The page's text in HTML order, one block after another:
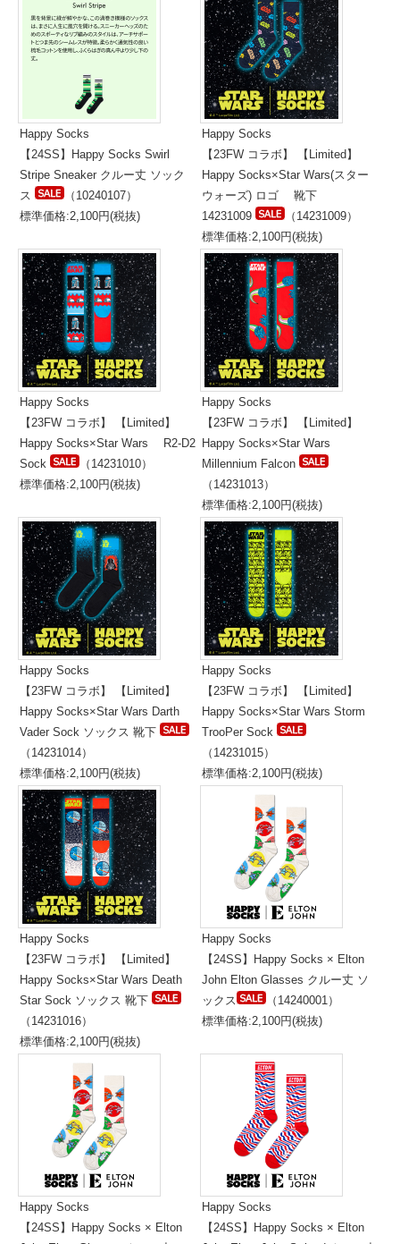
Happy Socks
【24SS】Happy Socks Swirl
Stripe Sneaker クルー丈 ソック
ス
（10240107）
標準価格:2,100円(税抜)
Happy Socks
【23FW コラボ】 【Limited】
Happy Socks×Star Wars(スター
ウォーズ) ロゴ 靴下
14231009
（14231009）
標準価格:2,100円(税抜)
Happy Socks
【23FW コラボ】 【Limited】
Happy Socks×Star Wars R2-D2
Sock
（14231010）
標準価格:2,100円(税抜)
Happy Socks
【23FW コラボ】 【Limited】
Happy Socks×Star Wars
Millennium Falcon
（14231013）
標準価格:2,100円(税抜)
Happy Socks
【23FW コラボ】 【Limited】
Happy Socks×Star Wars Darth
Vader Sock ソックス 靴下
（14231014）
標準価格:2,100円(税抜)
Happy Socks
【23FW コラボ】 【Limited】
Happy Socks×Star Wars Storm
TrooPer Sock
（14231015）
標準価格:2,100円(税抜)
Happy Socks
【23FW コラボ】 【Limited】
Happy Socks×Star Wars Death
Star Sock ソックス 靴下
（14231016）
標準価格:2,100円(税抜)
Happy Socks
【24SS】Happy Socks × Elton
John Elton Glasses クルー丈 ソ
ックス
（14240001）
標準価格:2,100円(税抜)
Happy Socks
【24SS】Happy Socks × Elton
Happy Socks
【24SS】Happy Socks × Elton